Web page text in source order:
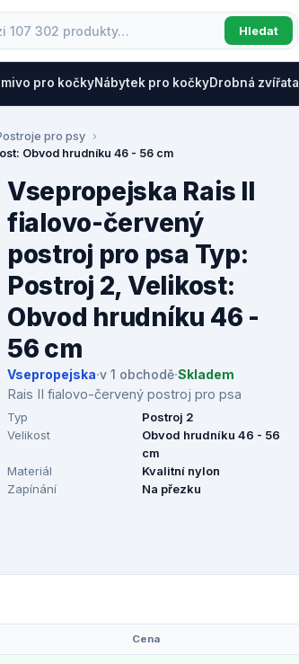
Hledat
pro kočkyNábytek pro kočkyDrobná zvířata
pro psy
Obvod hrudníku 46 - 56 cm
Vsepropejska Rais II
fialovo-červený
postroj pro psa Typ:
Postroj 2, Velikost:
Obvod hrudníku 46 -
56 cm
Vsepropejska·v 1 obchodě·Skladem
Rais II fialovo-červený postroj pro psa
Typ
Postroj 2
Velikost
Obvod hrudníku 46 - 56
cm
Materiál
Kvalitní nylon
Zapínání
Na přezku
Cena